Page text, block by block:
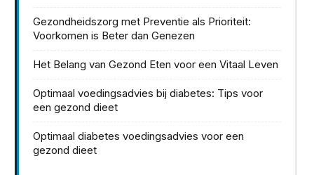
Gezondheidszorg met Preventie als Prioriteit:
Voorkomen is Beter dan Genezen
Het Belang van Gezond Eten voor een Vitaal Leven
Optimaal voedingsadvies bij diabetes: Tips voor
een gezond dieet
Optimaal diabetes voedingsadvies voor een
gezond dieet